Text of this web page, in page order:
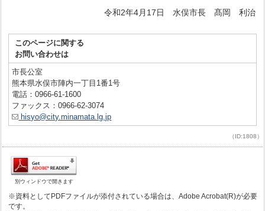
令和2年4月17日 水俣市長 髙岡 利治
このページに関する
お問い合わせは
市長公室
熊本県水俣市陣内一丁目1番1号
電話：0966-61-1600
ファックス：0966-62-3074
hisyo@city.minamata.lg.jp
（ID:1808）
別ウィンドウで開きます
※資料としてPDFファイルが添付されている場合は、Adobe Acrobat(R)が必要
です。